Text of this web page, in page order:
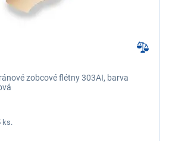
zobcové flétny 303AI, barva
ks.